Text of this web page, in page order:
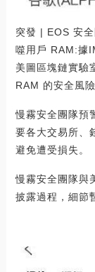
突發 | EOS 安
噬用戶 RAM:據
美圖區塊鏈實驗
RAM 的安全風險
慢霧安全團隊預
要各大交易所、
避免遭受損失。
慢霧安全團隊與
披露過程，細節